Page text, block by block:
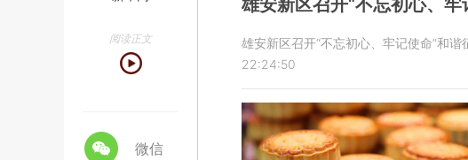
阅读正文
微信
雄安新区召开“不忘初心、
雄安新区召开“不忘初心、牢记使命”和
22:24:50